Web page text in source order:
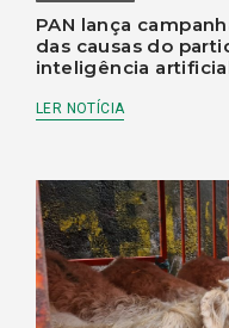
PAN lança
das causas do
inteligência
LER NOTÍCIA